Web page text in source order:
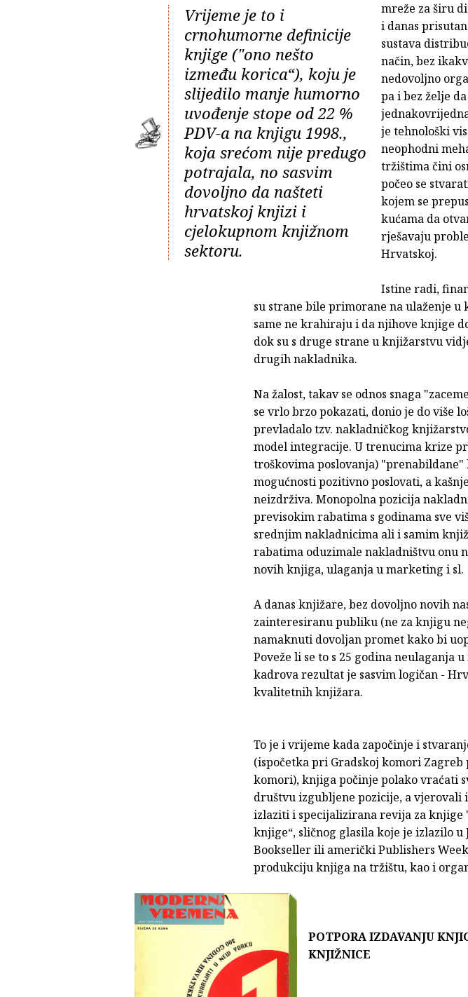
Vrijeme je to i
crnohumorne definicije
knjige ("ono nešto
između korica“), koju je
slijedilo manje humorno
uvođenje stope od 22 %
PDV-a na knjigu 1998.,
koja srećom nije predugo
potrajala, no sasvim
dovoljno da našteti
hrvatskoj knjizi i
cjelokupnom knjižnom
sektoru.
mreže za širu
i danas
sustava
način, bez
nedovoljno
pa i bez želje
je tehnološki
neophodni
tržištima čini
počeo se
kojem se
kućama da
rješavaju
Hrvatskoj.
Istine radi,
su strane bile primorane na ulaženje
same ne krahiraju i da njihove knjige
dok su s druge strane u knjižarstvu
drugih nakladnika.
Na žalost, takav se odnos snaga
se vrlo brzo pokazati, donio je do više
prevladalo tzv. nakladničkog
model integracije. U trenucima krize
troškovima poslovanja)
mogućnosti pozitivno poslovati, a
neizdrživa. Monopolna pozicija
previsokim rabatima s godinama sve
srednjim nakladnicima ali i samim
rabatima oduzimale nakladništvu onu
novih knjiga, ulaganja u marketing i sl.
A danas knjižare, bez dovoljno novih
zainteresiranu publiku (ne za knjigu
namaknuti dovoljan promet kako bi
Poveže li se to s 25 godina neulaganja
kadrova rezultat je sasvim logičan -
kvalitetnih knjižara.
To je i vrijeme kada započinje i
(ispočetka pri Gradskoj komori
komori), knjiga počinje polako vraćati
društvu izgubljene pozicije, a vjerovali
izlaziti i specijalizirana revija za knjige
knjige“, sličnog glasila koje je izlazilo
Bookseller ili američki Publishers
produkciju knjiga na tržištu, kao i
POTPORA IZDAVANJU
KNJIŽNICE